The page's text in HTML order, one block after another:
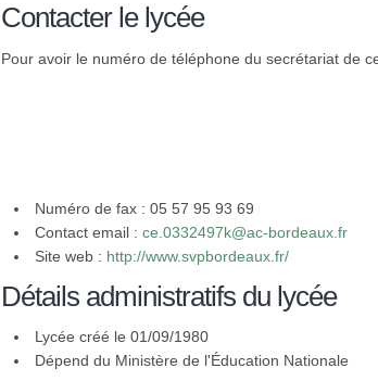
Contacter le lycée
Pour avoir le numéro de téléphone du secrétariat de
Numéro de fax : 05 57 95 93 69
Contact email : ce.0332497k@ac-bordeaux.fr
Site web : http://www.svpbordeaux.fr/
Détails administratifs du lycée
Lycée créé le 01/09/1980
Dépend du Ministère de l'Éducation Nationale